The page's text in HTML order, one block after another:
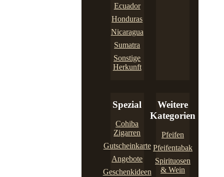
Ecuador
Honduras
Nicaragua
Sumatra
Sonstige
Herkunft
Spezial
Cohiba
Zigarren
Gutscheinkarte
Angebote
Geschenkideen
Weitere
Kategorien
Pfeifen
Pfeifentabak
Spirituosen
& Wein